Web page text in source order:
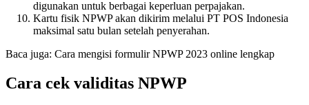
digunakan untuk berbagai keperluan perpajakan.
Kartu fisik NPWP akan dikirim melalui PT POS Indonesia
maksimal satu bulan setelah penyerahan.
Baca juga: Cara mengisi formulir NPWP 2023 online lengkap
Cara cek validitas NPWP